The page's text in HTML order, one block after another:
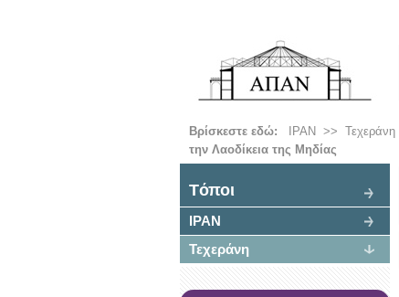
Βρίσκεστε εδώ: ΙΡΑΝ >> Τεχεράνη
την Λαοδίκεια της Μηδίας
Tόποι
ΙΡΑΝ
Τεχεράνη